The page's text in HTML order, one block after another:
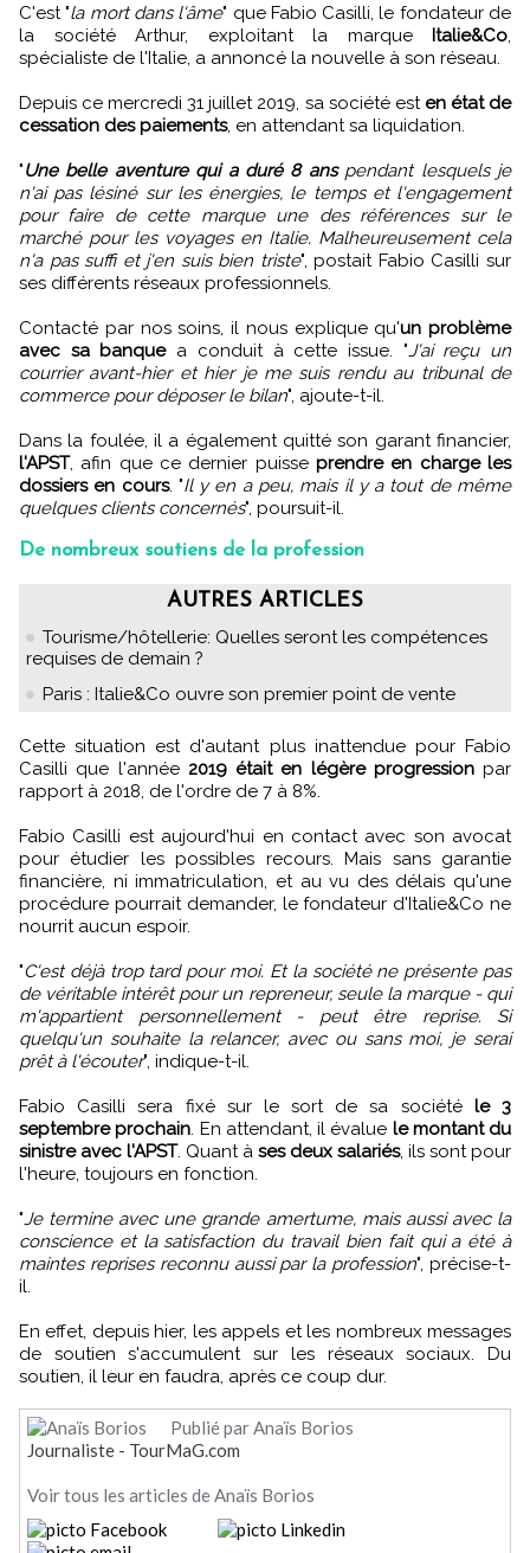
C'est "la mort dans l'âme" que Fabio Casilli, le fondateur de
la société Arthur, exploitant la marque Italie&Co,
spécialiste de l'Italie, a annoncé la nouvelle à son réseau.
Depuis ce mercredi 31 juillet 2019, sa société est en état de
cessation des paiements, en attendant sa liquidation.
"Une belle aventure qui a duré 8 anspendant lesquels je
n'ai pas lésiné sur les énergies, le temps et l'engagement
pour faire de cette marque une des références sur le
marché pour les voyages en Italie. Malheureusement cela
n'a pas suffi et j'en suis bien triste", postait Fabio Casilli sur
ses différents réseaux professionnels.
Contacté par nos soins, il nous explique qu'un problème
avec sa banquea conduit à cette issue. "J'ai reçu un
courrier avant-hier et hier je me suis rendu au tribunal de
commerce pour déposer le bilan", ajoute-t-il.
Dans la foulée, il a également quitté son garant financier,
l'APST, afin que ce dernier puisse prendre en charge les
dossiers en cours. "Il y en a peu, mais il y a tout de même
quelques clients concernés", poursuit-il.
De nombreux soutiens de la profession
AUTRES ARTICLES
Tourisme/hôtellerie: Quelles seront les compétences
requises de demain ?
Paris : Italie&Co ouvre son premier point de vente
Cette situation est d'autant plus inattendue pour Fabio
Casilli que l'année 2019 était en légère progressionpar
rapport à 2018, de l'ordre de 7 à 8%.
Fabio Casilli est aujourd'hui en contact avec son avocat
pour étudier les possibles recours. Mais sans garantie
financière, ni immatriculation, et au vu des délais qu'une
procédure pourrait demander, le fondateur d'Italie&Co ne
nourrit aucun espoir.
"C'est déjà trop tard pour moi. Et la société ne présente pas
de véritable intérêt pour un repreneur, seule la marque - qui
m'appartient personnellement - peut être reprise. Si
quelqu'un souhaite la relancer, avec ou sans moi, je serai
prêt à l'écouter", indique-t-il.
Fabio Casilli sera fixé sur le sort de sa société le 3
septembre prochain. En attendant, il évalue le montant du
sinistre avec l'APST. Quant à ses deux salariés, ils sont pour
l'heure, toujours en fonction.
"Je termine avec une grande amertume, mais aussi avec la
conscience et la satisfaction du travail bien fait qui a été à
maintes reprises reconnu aussi par la profession", précise-t-
il.
En effet, depuis hier, les appels et les nombreux messages
de soutien s'accumulent sur les réseaux sociaux. Du
soutien, il leur en faudra, après ce coup dur.
Publié par Anaïs Borios
Journaliste - TourMaG.com
Voir tous les articles de Anaïs Borios